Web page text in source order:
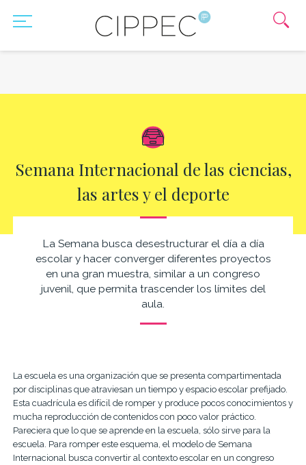
Semana Internacional de las ciencias,
las artes y el deporte
La Semana busca desestructurar el día a día
escolar y hacer converger diferentes proyectos
en una gran muestra, similar a un congreso
juvenil, que permita trascender los límites del
aula.
La escuela es una organización que se presenta compartimentada
por disciplinas que atraviesan un tiempo y espacio escolar prefijado.
Esta cuadrícula es difícil de romper y produce pocos conocimientos y
mucha reproducción de contenidos con poco valor práctico.
Pareciera que lo que se aprende en la escuela, sólo sirve para la
escuela. Para romper este esquema, el modelo de Semana
Internacional busca convertir al contexto escolar en un congreso